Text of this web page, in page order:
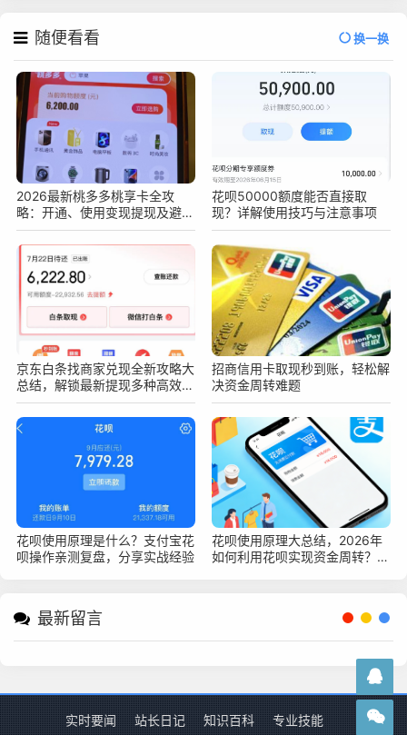
随便看看 换一换
2026最新桃多多桃享卡全攻
略：开通、使用变现提现及避坑
指南
花呗50000额度能否直接取
现？详解使用技巧与注意事项
京东白条找商家兑现全新攻略大
总结，解锁最新提现多种高效安
全变现新技巧
招商信用卡取现秒到账，轻松解
决资金周转难题
花呗使用原理是什么？支付宝花
呗操作亲测复盘，分享实战经验
花呗使用原理大总结，2026年
如何利用花呗实现资金周转？深
最新留言
实时要闻 站长日记 知识百科 专业技能